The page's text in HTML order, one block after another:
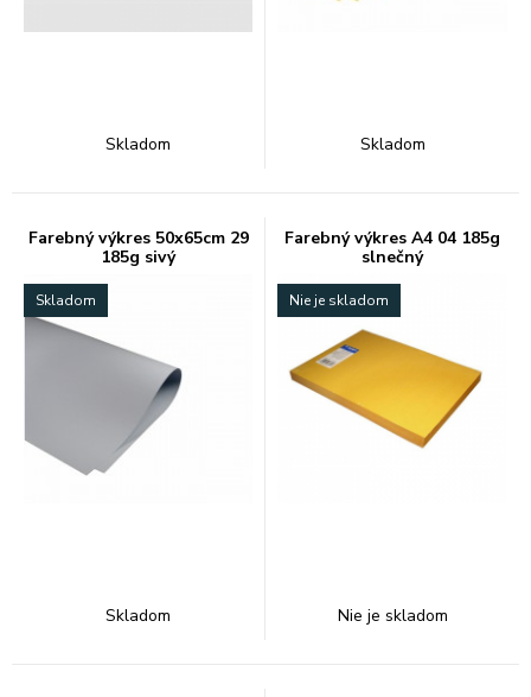
Skladom Skladom
Farebný výkres 50x65cm 29
185g sivý
Skladom
Skladom
Farebný výkres A4 04 185g
slnečný
Nie je skladom
Nie je skladom